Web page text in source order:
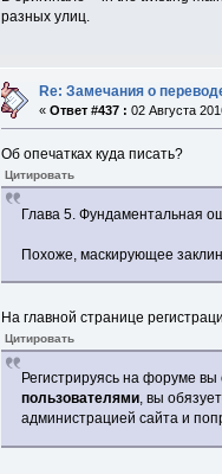
разных улиц.
Re: Замечания о
«Ответ #437 : 02 Августа
Об опечатках куда писать?
Цитировать
Глава 5. Фундаментальная
Похоже, маскирующее
На главной странице
Цитировать
Регистрируясь на форуме
пользователями, вы
администрацией сайта и